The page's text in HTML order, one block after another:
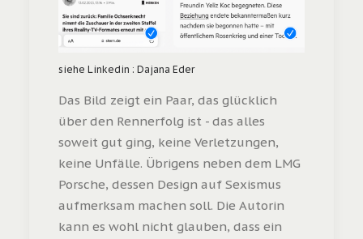
siehe Linkedin : Dajana Eder
Das Bild zeigt ein Paar, das glücklich
über den Rennerfolg ist - das alles
soweit gut ging, keine Verletzungen,
keine Unfälle. Übrigens neben dem LMG
Porsche, dessen Design auf Sexismus
aufmerksam machen soll. Die Autorin
kann es wohl nicht glauben, dass ein